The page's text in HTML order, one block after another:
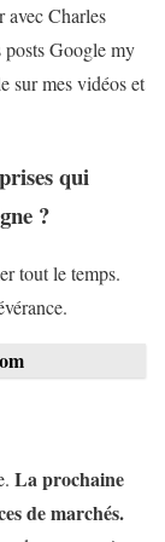
avec Charles
Google my
sur mes vidéos et
qui
?
tout le temps.
La prochaine
de marchés.